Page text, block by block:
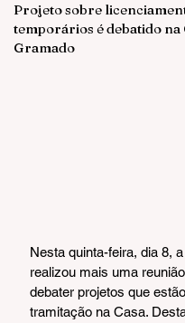
Projeto sobre
temporários é debatido na
Gramado
Nesta quinta-feira, dia 8,
realizou mais uma
debater projetos que
tramitação na Casa.